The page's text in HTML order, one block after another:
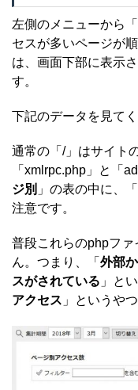
左側のメニューから「
セスが多いページが
は、画面下部に表示
す。
下記のデータを見てく
通常の「/」はサイト
「xmlrpc.php」と「
ジ別 」の表の中に、
注意です。
普段これらのphpフ
ん。つまり、「 外部
スがされている 」と
アクセス 」というやつ